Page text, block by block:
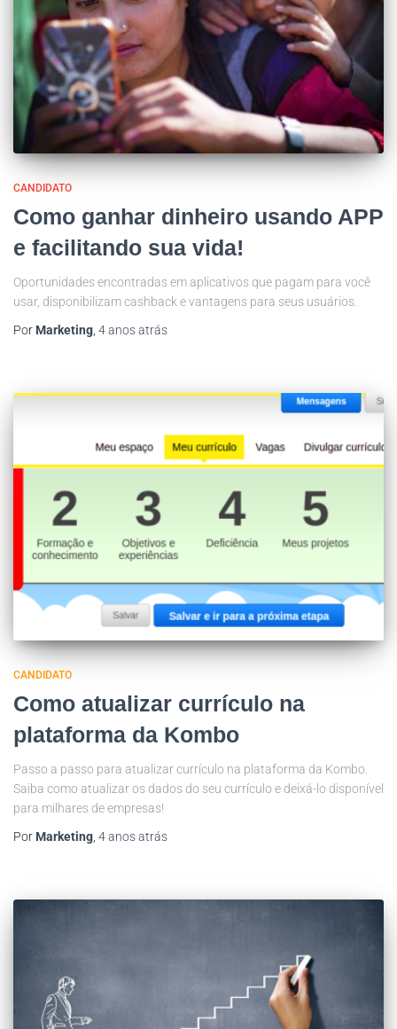
CANDIDATO
Como ganhar dinheiro usando APP
e facilitando sua vida!
Oportunidades encontradas em aplicativos que pagam para você
usar, disponibilizam cashback e vantagens para seus usuários.
Por Marketing 4 anosatrás
CANDIDATO
Como atualizar currículo na
plataforma da Kombo
Passo a passo para atualizar currículo na plataforma da Kombo.
Saiba como atualizar os dados do seu currículo e deixá-lo disponível
para milhares de empresas!
Por Marketing 4 anosatrás